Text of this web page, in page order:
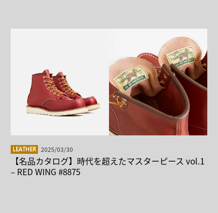
LEATHER 2025/03/30
【名品カタログ】時代を超えたマスターピース vol.1
– RED WING #8875